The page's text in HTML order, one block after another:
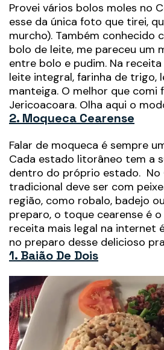
Provei vários bolos moles no
esse da única foto que tirei,
murcho). Também conhecido
bolo de leite, me pareceu um
entre bolo e pudim. Na
leite integral, farinha de trigo,
manteiga. O melhor que comi
Jericoacoara. Olha aqui o
2. Moqueca Cearense
Falar de moqueca é sempre
Cada estado litorâneo tem a
dentro do próprio estado. No
tradicional deve ser com
região, como robalo, badejo
preparo, o toque cearense é
receita mais legal na internet
no preparo desse delicioso
1. Baião De Dois